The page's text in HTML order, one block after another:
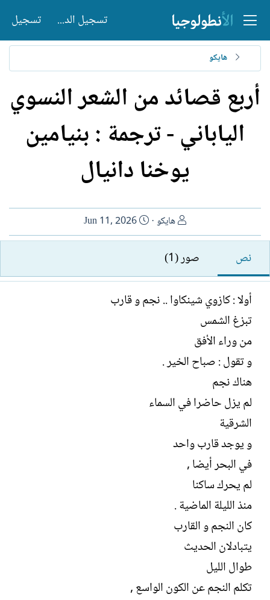
تسجيل الدخول تسجيل
هايكو
أربع قصائد من الشعر النسوي
الياباني - ترجمة : بنيامين
يوخنا دانيال
ا
ل
ك
ا
ت
ب
هايكو
ت
ا
خ
ل
Jun 11, 2026
نص صور (1)
أولا : كازوي شينكاوا .. نجم و قارب
تبزغ الشمس
من وراء الأفق
و تقول : صباح الخير .
هناك نجم
لم يزل حاضرا في السماء
الشرقية
و يوجد قارب واحد
في البحر أيضا ,
لم يحرك ساكنا
منذ الليلة الماضية .
كان النجم و القارب
يتبادلان الحديث
طوال الليل
تكلم النجم عن الكون الواسع ,